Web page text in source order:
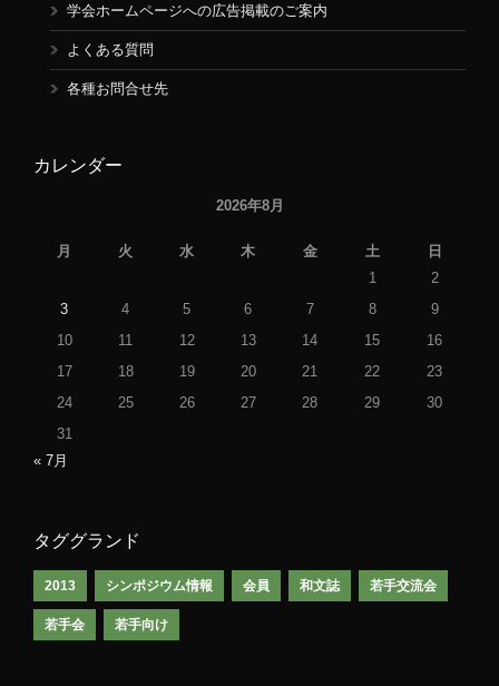
学会ホームページへの広告掲載のご案内
よくある質問
各種お問合せ先
カレンダー
2026年8月
月 火 水 木 金 土
日
1
2
3
4 5 6 7 8
9
10
11 12 13 14 15
16
17
18 19 20 21 22
23
24
25 26 27 28 29
30
31
« 7月
タググランド
2013 シンポジウム情報 会員 和文誌 若手交流会
若手会 若手向け